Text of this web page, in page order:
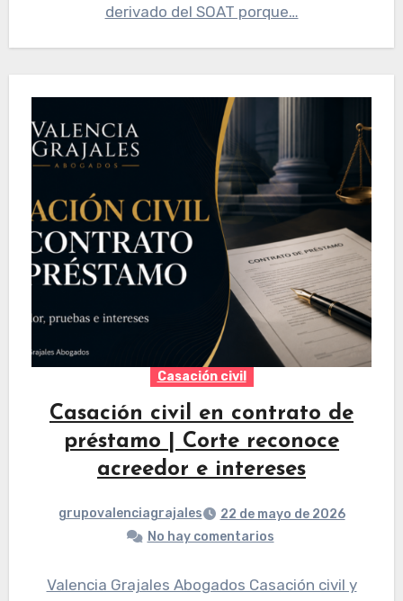
derivado del SOAT porque…
Casación civil
Casación civil en contrato de
préstamo | Corte reconoce
acreedor e intereses
grupovalenciagrajales
22 de mayo de 2026
No hay comentarios
Valencia Grajales Abogados Casación civil y